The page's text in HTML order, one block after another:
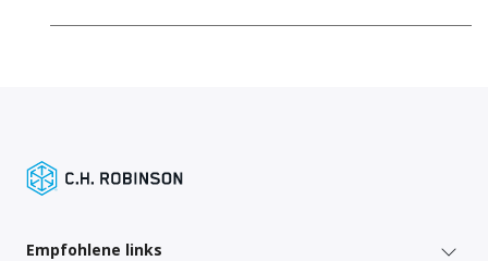
Empfohlene links